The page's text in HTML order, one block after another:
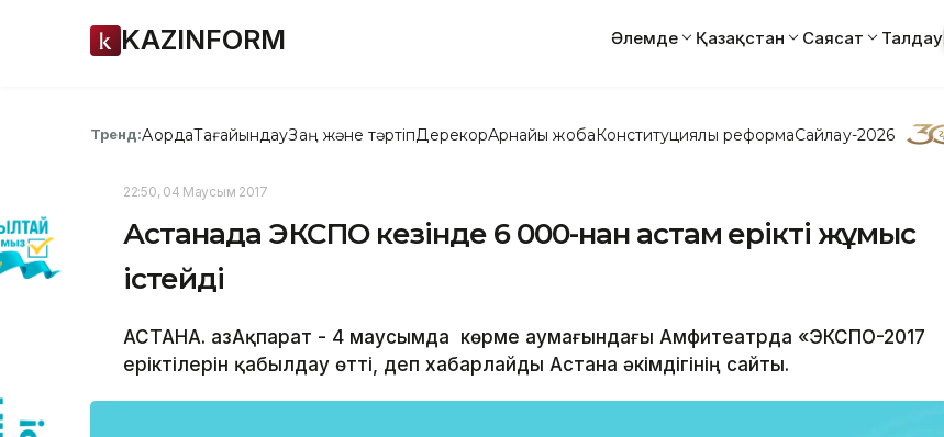
KAZINFORM Әлемде Қазақстан Саясат Талдау
Тренд:АқордаТағайындауЗаң және тәртіпДерекқорАрнайы жобаКонституциялық реформаСайлау-2026
22:50, 04 Маусым 2017
Астанада ЭКСПО кезінде 6 000-нан астам ерікті жұмыс
істейді
АСТАНА. ҚазАқпарат - 4 маусымда көрме аумағындағы Амфитеатрда «ЭКСПО-2017
еріктілерін қабылдау өтті, деп хабарлайды Астана әкімдігінің сайты.